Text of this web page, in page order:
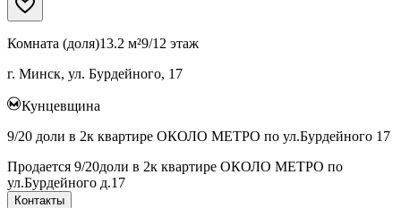
Комната (доля)13.2 м²9/12 этаж
г. Минск, ул. Бурдейного, 17
Кунцевщина
9/20 доли в 2к квартире ОКОЛО МЕТРО по ул.Бурдейного 17
Продается 9/20доли в 2к квартире ОКОЛО МЕТРО по
ул.Бурдейного д.17
Контакты